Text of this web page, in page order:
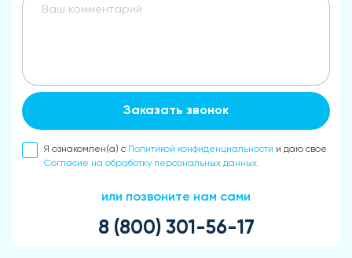
Заказать звонок
Я ознакомлен(а) с Политикой конфиденциальности и даю свое
Согласие на обработку персональных данных
или позвоните нам сами
8 (800) 301-56-17